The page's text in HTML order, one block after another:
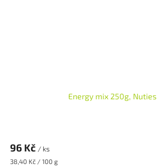
Energy mix 250g, Nuties
96 Kč / ks
Měrná
38,40 Kč / 100 g